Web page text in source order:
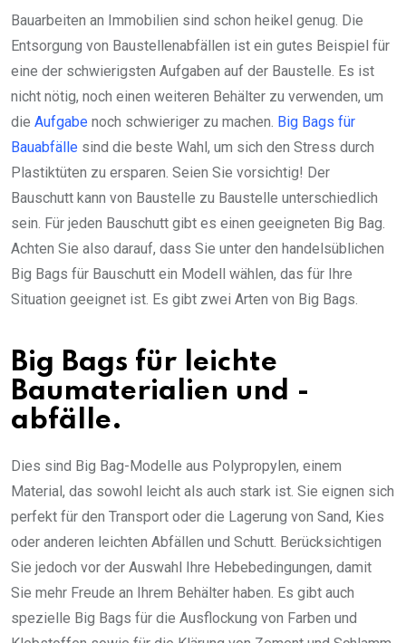
Bauarbeiten an Immobilien sind schon heikel genug. Die
Entsorgung von Baustellenabfällen ist ein gutes Beispiel für
eine der schwierigsten Aufgaben auf der Baustelle. Es ist
nicht nötig, noch einen weiteren Behälter zu verwenden, um
die Aufgabe noch schwieriger zu machen. Big Bags für
Bauabfälle sind die beste Wahl, um sich den Stress durch
Plastiktüten zu ersparen. Seien Sie vorsichtig! Der
Bauschutt kann von Baustelle zu Baustelle unterschiedlich
sein. Für jeden Bauschutt gibt es einen geeigneten Big Bag.
Achten Sie also darauf, dass Sie unter den handelsüblichen
Big Bags für Bauschutt ein Modell wählen, das für Ihre
Situation geeignet ist. Es gibt zwei Arten von Big Bags.
Big Bags für leichte
Baumaterialien und -
abfälle.
Dies sind Big Bag-Modelle aus Polypropylen, einem
Material, das sowohl leicht als auch stark ist. Sie eignen sich
perfekt für den Transport oder die Lagerung von Sand, Kies
oder anderen leichten Abfällen und Schutt. Berücksichtigen
Sie jedoch vor der Auswahl Ihre Hebebedingungen, damit
Sie mehr Freude an Ihrem Behälter haben. Es gibt auch
spezielle Big Bags für die Ausflockung von Farben und